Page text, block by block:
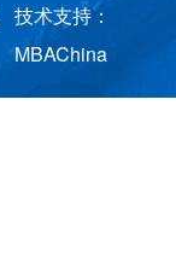
技术支持：
MBAChina